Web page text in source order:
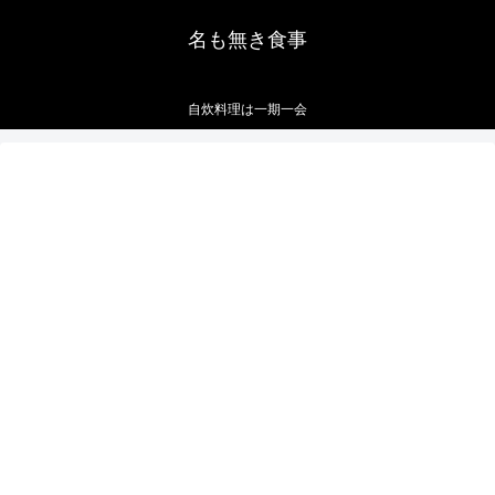
名も無き食事
自炊料理は一期一会